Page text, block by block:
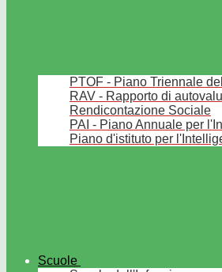
PTOF - Piano Triennale
RAV - Rapporto di
Rendicontazione Sociale
PAI - Piano Annuale per
Piano d'istituto per
Scuole